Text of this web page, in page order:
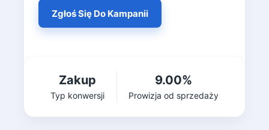
Zgłoś Się Do Kampanii
Zakup
Typ konwersji
9.00%
Prowizja od sprzedaży